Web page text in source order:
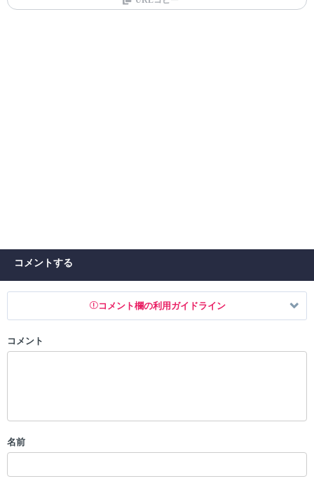
コメントする
コメント欄の利用ガイドライン
以下の書き込みを禁止とし、場合によってはコメント削除や書き込み制
・一度削除された投稿を再び投稿すること
・アカウントの売買など金銭が絡む内容の投稿
コメント
名前